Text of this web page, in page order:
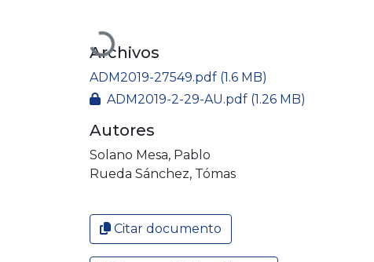
Cargando...
Archivos
ADM2019-27549.pdf (1.6 MB)
ADM2019-2-29-AU.pdf (1.26 MB)
Autores
Solano Mesa, Pablo
Rueda Sánchez, Tómas
Citar documento